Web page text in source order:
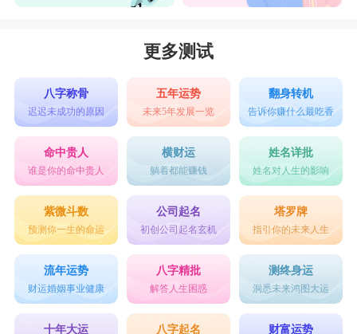
更多测试
八字称骨
迟迟未成功的原因
五年运势
未来5年发展一览
翻身转机
告诉你赚什么最吃香
命中贵人
谁是你的命中贵人
横财运
躺着都能赚钱
姓名详批
姓名对人生的影响
紫微斗数
预测你一生的命运
公司起名
初创公司起名玄机
塔罗牌
指引你的未来人生
流年运势
财运婚姻事业健康
八字精批
解答人生困惑
测终身运
洞悉未来鸿图大运
十年大运 八字起名 财富运势